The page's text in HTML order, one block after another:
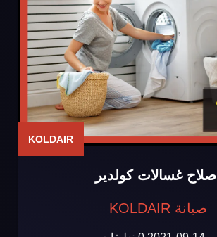
KOLDAIR
اصلاح غسالات كولدير
صيانة KOLDAIR